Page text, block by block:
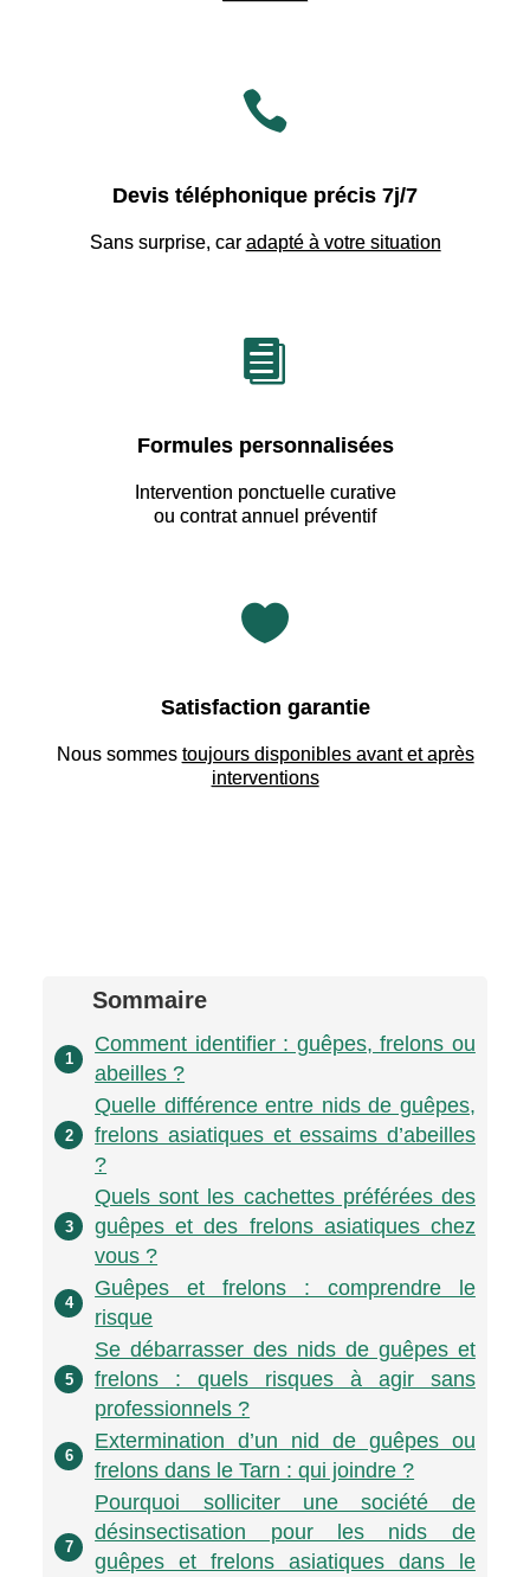

Devis téléphonique précis 7j/7
Sans surprise, car adapté à votre situation

Formules personnalisées
Intervention ponctuelle curative
ou contrat annuel préventif

Satisfaction garantie
Nous sommes toujours disponibles avant et après
interventions
Sommaire
1
Comment identifier : guêpes, frelons ou
abeilles ?
2
Quelle différence entre nids de guêpes,
frelons asiatiques et essaims d’abeilles
?
3
Quels sont les cachettes préférées des
guêpes et des frelons asiatiques chez
vous ?
4
Guêpes et frelons : comprendre le
risque
5
Se débarrasser des nids de guêpes et
frelons : quels risques à agir sans
professionnels ?
6
Extermination d’un nid de guêpes ou
frelons dans le Tarn : qui joindre ?
7
Pourquoi solliciter une société de
désinsectisation pour les nids de
guêpes et frelons asiatiques dans le